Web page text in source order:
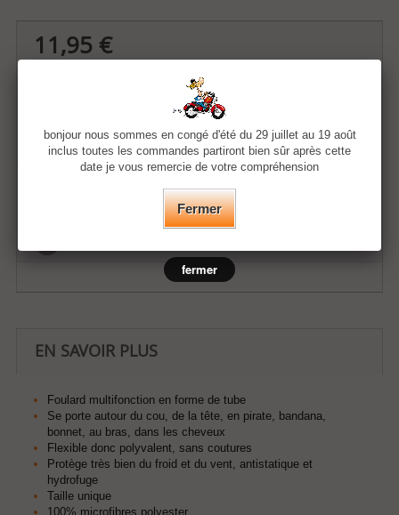
11,95 €
EN SAVOIR PLUS
Foulard multifonction en forme de tube
Se porte autour du cou, de la tête, en pirate, bandana,
bonnet, au bras, dans les cheveux
F lexible donc polyvalent, sans coutures
Protège très bien du froid et du vent, antistatique et
hydrofuge
Taille unique
100% microfibres polyester
bonjour nous sommes en congé d'été du 29 juillet au 19 août
inclus toutes les commandes partiront bien sûr après cette
date je vous remercie de votre compréhension
Fermer
fermer